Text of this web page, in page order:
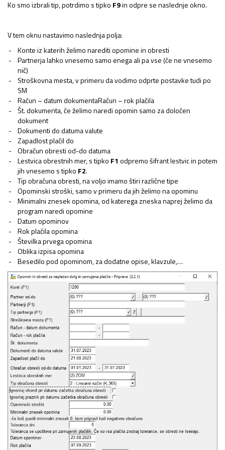
Ko smo izbrali tip, potrdimo s tipko F9in odpre se naslednje okno.
V tem oknu nastavimo naslednja polja:
Konte iz katerih želimo narediti opomine in obresti
Partnerja lahko vnesemo samo enega ali pa vse (če ne vnesemo
nič)
Stroškovna mesta, v primeru da vodimo odprte postavke tudi po
SM
Račun – datum dokumentaRačun – rok plačila
Št. dokumenta, če želimo naredi opomin samo za določen
dokument
Dokumenti do datuma valute
Zapadlost plačil do
Obračun obresti od-do datuma
Lestvica obrestnih mer, s tipko F1 odpremo šifrant lestvic in potem
jih vnesemo s tipko F2.
Tip obračuna obresti, na voljo imamo štiri različne tipe
Opominski stroški, samo v primeru da jih želimo na opominu
Minimalni znesek opomina, od katerega zneska naprej želimo da
program naredi opomine
Datum opominov
Rok plačila opomina
Številka prvega opomina
Oblika izpisa opomina
Besedilo pod opominom, za dodatne opise, klavzule,…